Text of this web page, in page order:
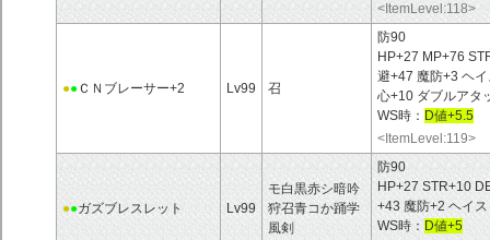
<ItemLevel:118>
●●ＣＮブレーサー+2 Lv99 召
防90
HP+27 MP+76
避+47 魔防+3 ヘ
心+10 ダブルアタ
WS時： D値+5.5
<ItemLevel:119>
●●ガズブレスレット Lv99
モ白黒赤シ暗吟
狩召青コか踊学
風剣
防90
HP+27 STR+10
+43 魔防+2 ヘイ
WS時： D値+5